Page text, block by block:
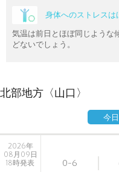
身体へのストレスは
気温は前日とほぼ同じような
どないでしょう。
北部地方〈山口〉
今日
2026年
08月09日
18時発表
0-6